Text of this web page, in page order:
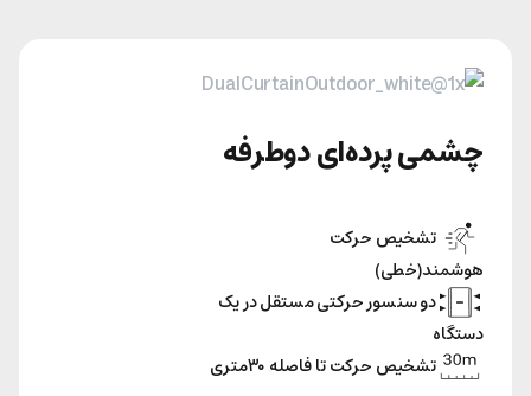
چشمی پرده‌ای دوطرفه
تشخیص حرکت
هوشمند(خطی)
دو سنسور حرکتی مستقل در یک
دستگاه
تشخیص حرکت تا فاصله ۳۰متری